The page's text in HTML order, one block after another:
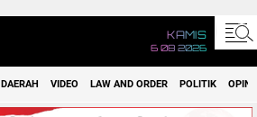
KAMIS
6 08 2026
DAERAH VIDEO LAW AND ORDER POLITIK OPINI